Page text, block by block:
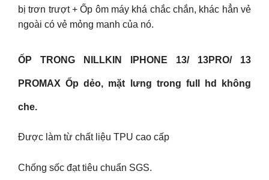
bị trơn trượt + Ốp ôm máy khá chắc chắn, khác hẳn vẻ
ngoài có vẻ mỏng manh của nó.
ỐP TRONG NILLKIN IPHONE 13/ 13PRO/ 13
PROMAX Ốp dẻo, mặt lưng trong full hd không
che.
Được làm từ chất liệu TPU cao cấp
Chống sốc đạt tiêu chuẩn SGS.